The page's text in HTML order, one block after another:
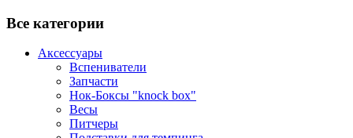
Все категории
Аксессуары
Вспениватели
Запчасти
Нок-Боксы "knock box"
Весы
Питчеры